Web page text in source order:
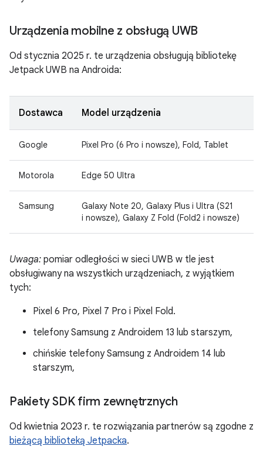
Urządzenia mobilne z obsługą UWB
Od stycznia 2025 r. te urządzenia obsługują bibliotekę
Jetpack UWB na Androida:
Dostawca Model urządzenia
Google Pixel Pro (6 Pro i nowsze), Fold, Tablet
Motorola Edge 50 Ultra
Samsung
Galaxy Note 20, Galaxy Plus i Ultra (S21
i nowsze), Galaxy Z Fold (Fold2 i nowsze)
Uwaga: pomiar odległości w sieci UWB w tle jest
obsługiwany na wszystkich urządzeniach, z wyjątkiem
tych:
Pixel 6 Pro, Pixel 7 Pro i Pixel Fold.
telefony Samsung z Androidem 13 lub starszym,
chińskie telefony Samsung z Androidem 14 lub
starszym,
Pakiety SDK firm zewnętrznych
Od kwietnia 2023 r. te rozwiązania partnerów są zgodne z
bieżącą biblioteką Jetpacka.